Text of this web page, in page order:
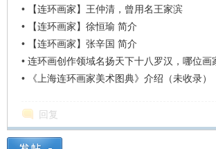
•
【连环画家】王仲清，曾用名王家滨
•
【连环画家】徐恒瑜 简介
•
【连环画家】张辛国 简介
• 连环画创作领域名扬天下十八罗汉，哪位画
•
《上海连环画家美术图典》介绍（未收录）
回复